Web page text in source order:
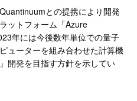
との提携により開発
ットフォーム「Azure
年には今後数年単位での量子
ューターを組み合わせた計算機
開発を目指す方針を示してい